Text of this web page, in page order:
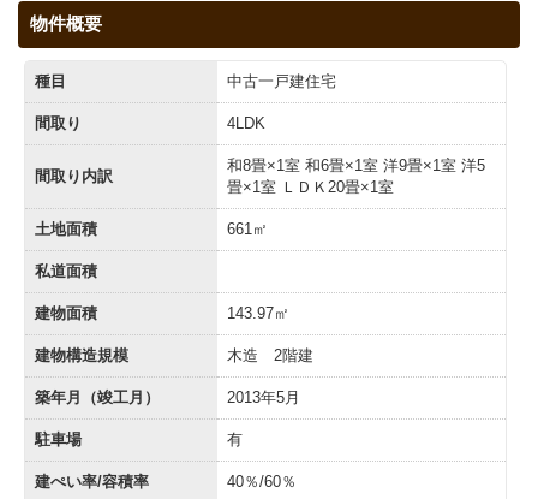
物件概要
種目 中古一戸建住宅
間取り 4LDK
間取り内訳
和8畳×1室 和6畳×1室 洋9畳×1室 洋5
畳×1室 ＬＤＫ20畳×1室
土地面積 661㎡
私道面積
建物面積 143.97㎡
建物構造規模 木造 2階建
築年月（竣工月） 2013年5月
駐車場 有
建ぺい率/容積率 40％/60％